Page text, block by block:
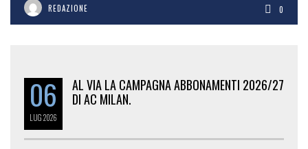
REDAZIONE 0
06
LUG2026
AL VIA LA CAMPAGNA ABBONAMENTI 2026/27
DI AC MILAN.